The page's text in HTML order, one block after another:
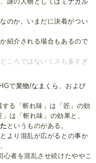
なのか、いまだに決着がつい
か紹介される場合もあるので
ころではないミスも多すぎ
で業物/なまくら
、および
る「斬れ味」は「匠」の効
は「斬れ味」の効果と、
というものがある。
より混乱が広がるとの事か
者を混乱させ続けたややこ